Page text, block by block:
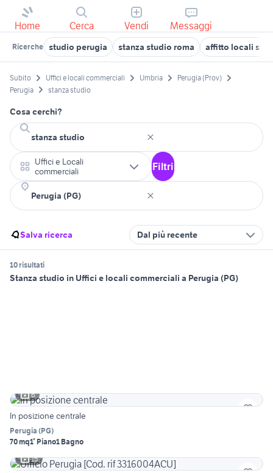
Home Cerca Vendi Messaggi
Ricerche studio perugia stanza studio roma affitto locali
Subito Uffici e locali commerciali Umbria
Perugia (Prov)
Perugia
stanza studio
Cosa cerchi?
Uffici e Locali
commerciali
Filtri
Salva ricerca Dal più recente
10 risultati
Stanza studio in Uffici e locali commerciali a Perugia (PG)
6
In posizione centrale
Perugia (PG)
70 mq1° Piano1 Bagno
15